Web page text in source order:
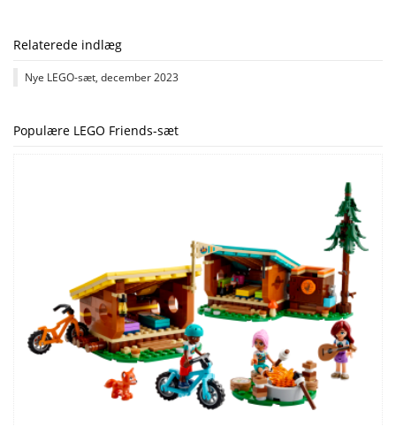
Relaterede indlæg
Nye LEGO-sæt, december 2023
Populære LEGO Friends-sæt